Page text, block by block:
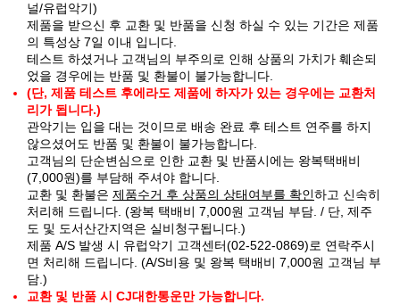
널/유럽악기)
제품을 받으신 후 교환 및 반품을 신청 하실 수 있는 기간은 제품
의 특성상 7일 이내 입니다.
테스트 하셨거나 고객님의 부주의로 인해 상품의 가치가 훼손되
었을 경우에는 반품 및 환불이 불가능합니다.
(단, 제품 테스트 후에라도 제품에 하자가 있는 경우에는 교환처
리가 됩니다.)
관악기는 입을 대는 것이므로 배송 완료 후 테스트 연주를 하지
않으셨어도 반품 및 환불이 불가능합니다.
고객님의 단순변심으로 인한 교환 및 반품시에는 왕복택배비
(7,000원)를 부담해 주셔야 합니다.
교환 및 환불은 제품수거 후 상품의 상태여부를 확인하고 신속히
처리해 드립니다. (왕복 택배비 7,000원 고객님 부담. / 단, 제주
도 및 도서산간지역은 실비청구됩니다.)
제품 A/S 발생 시 유럽악기 고객센터(02-522-0869)로 연락주시
면 처리해 드립니다. (A/S비용 및 왕복 택배비 7,000원 고객님 부
담.)
교환 및 반품 시 CJ대한통운만 가능합니다.